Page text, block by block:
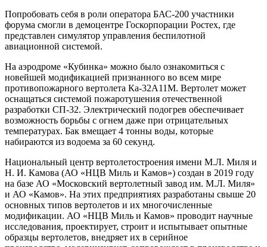
Попробовать себя в роли оператора БАС-200 участники
форума смогли в демоцентре Госкорпорации Ростех, где
представлен симулятор управления беспилотной
авиационной системой.
На аэродроме «Кубинка» можно было ознакомиться с
новейшей модификацией признанного во всем мире
противопожарного вертолета Ка-32А11М. Вертолет может
оснащаться системой пожаротушения отечественной
разработки СП-32. Электрический подогрев обеспечивает
возможность борьбы с огнем даже при отрицательных
температурах. Бак вмещает 4 тонны воды, которые
набираются из водоема за 60 секунд.
Национальный центр вертолетостроения имени М.Л. Миля и
Н. И. Камова (АО «НЦВ Миль и Камов») создан в 2019 году
на базе АО «Московский вертолетный завод им. М.Л. Миля»
и АО «Камов». На этих предприятиях разработаны свыше 20
основных типов вертолетов и их многочисленные
модификации. АО «НЦВ Миль и Камов» проводит научные
исследования, проектирует, строит и испытывает опытные
образцы вертолетов, внедряет их в серийное